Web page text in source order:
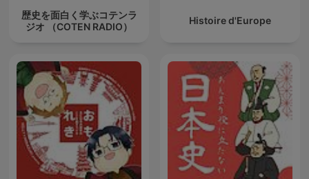
歴史を面白く学ぶコテンラ
ジオ （COTEN RADIO）
Histoire d'Europe